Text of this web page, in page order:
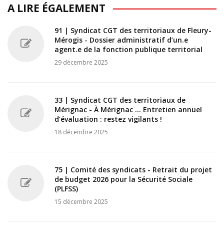
A LIRE ÉGALEMENT
91 | Syndicat CGT des territoriaux de Fleury-
Mérogis - Dossier administratif d’un.e
agent.e de la fonction publique territorial
29 décembre 2025
33 | Syndicat CGT des territoriaux de
Mérignac - À Mérignac … Entretien annuel
d’évaluation : restez vigilants !
18 décembre 2025
75 | Comité des syndicats - Retrait du projet
de budget 2026 pour la Sécurité Sociale
(PLFSS)
15 décembre 2025